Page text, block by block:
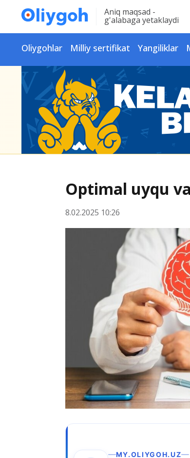
Aniq maqsad -
g'alabaga yetaklaydi
Oliygohlar Milliy sertifikat Yangiliklar
Optimal uyqu
8.02.2025 10:26
MY.OLIYGOH.UZ